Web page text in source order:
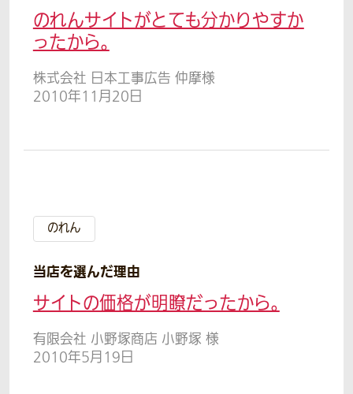
のれんサイトがとても分かりやすか
ったから。
株式会社 日本工事広告 仲摩様
2010年11月20日
のれん
当店を選んだ理由
サイトの価格が明瞭だったから。
有限会社 小野塚商店 小野塚 様
2010年5月19日